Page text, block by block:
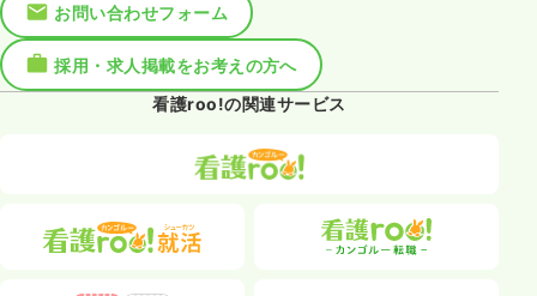
お問い合わせフォーム
採用・求人掲載をお考えの方へ
看護roo!の関連サービス